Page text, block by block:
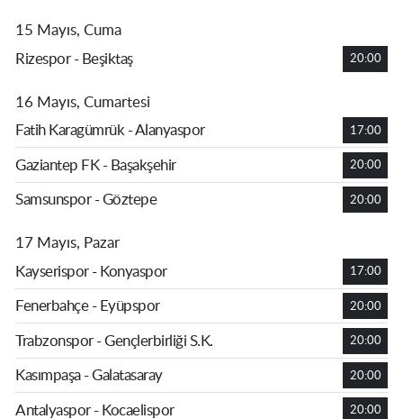
15 Mayıs, Cuma
Rizespor - Beşiktaş
20:00
16 Mayıs, Cumartesi
Fatih Karagümrük - Alanyaspor
17:00
Gaziantep FK - Başakşehir 20:00
Samsunspor - Göztepe 20:00
17 Mayıs, Pazar
Kayserispor - Konyaspor
17:00
Fenerbahçe - Eyüpspor 20:00
Trabzonspor - Gençlerbirliği S.K. 20:00
Kasımpaşa - Galatasaray 20:00
Antalyaspor - Kocaelispor 20:00